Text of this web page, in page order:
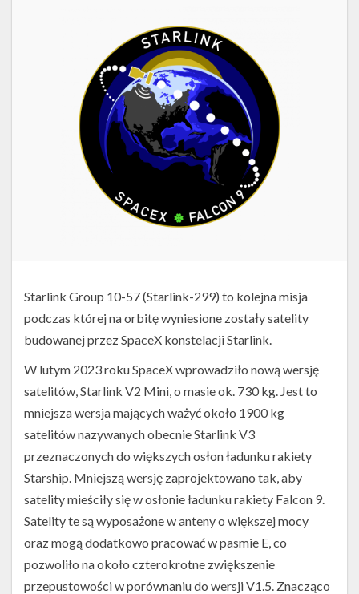
Starlink Group 10-57 (Starlink-299) to kolejna misja
podczas której na orbitę wyniesione zostały satelity
budowanej przez SpaceX konstelacji Starlink.
W lutym 2023 roku SpaceX wprowadziło nową wersję
satelitów, Starlink V2 Mini, o masie ok. 730 kg. Jest to
mniejsza wersja mających ważyć około 1900 kg
satelitów nazywanych obecnie Starlink V3
przeznaczonych do większych osłon ładunku rakiety
Starship. Mniejszą wersję zaprojektowano tak, aby
satelity mieściły się w osłonie ładunku rakiety Falcon 9.
Satelity te są wyposażone w anteny o większej mocy
oraz mogą dodatkowo pracować w pasmie E, co
pozwoliło na około czterokrotne zwiększenie
przepustowości w porównaniu do wersji V1.5. Znacząco